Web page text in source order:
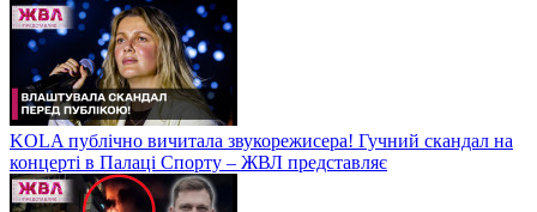
KOLA публічно вичитала звукорежисера! Гучний скандал на
концерті в Палаці Спорту – ЖВЛ представляє